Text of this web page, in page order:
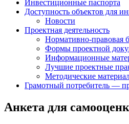
Инвестиционные паспорта
Доступность объектов для
Новости
Проектная деятельность
Нормативно-правовая
Формы проектной
Информационные
Лучшие проектные
Методические
Грамотный потребитель —
Анкета для